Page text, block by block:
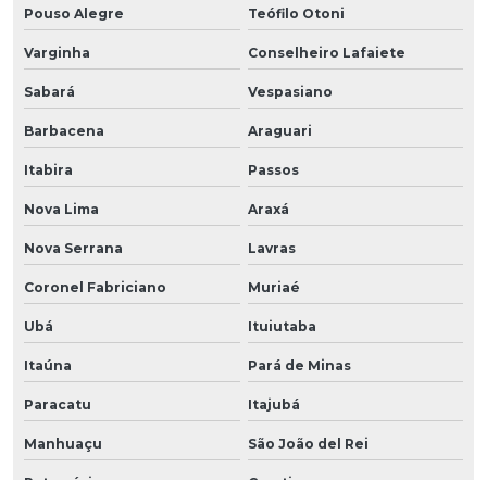
Pouso Alegre Teófilo Otoni
Varginha Conselheiro Lafaiete
Sabará Vespasiano
Barbacena Araguari
Itabira Passos
Nova Lima Araxá
Nova Serrana Lavras
Coronel Fabriciano Muriaé
Ubá Ituiutaba
Itaúna Pará de Minas
Paracatu Itajubá
Manhuaçu São João del Rei